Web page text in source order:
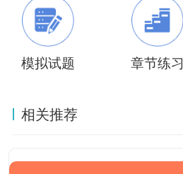
模拟试题 章节练习
相关推荐